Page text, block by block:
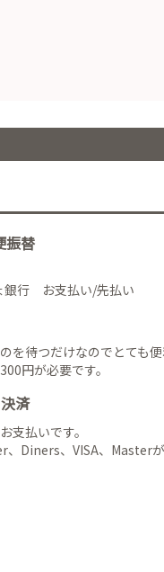
振替
銀行 お支払い/先払い
を待つだけなのでとても便
円が必要です。
済
支払いです。
、Diners、VISA、Master